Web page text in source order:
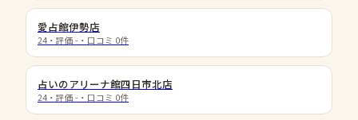
愛占館伊勢店
24 ・評価 - ・口コミ 0件
占いのアリーナ館四日市北店
24 ・評価 - ・口コミ 0件